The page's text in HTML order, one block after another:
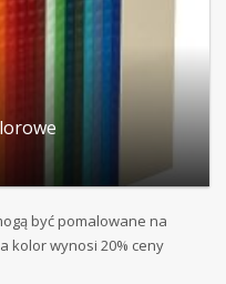
być pomalowane na
kolor wynosi 20% ceny